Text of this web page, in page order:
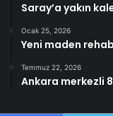
Saray’a yakın
Ocak 25, 2026
Yeni maden
Temmuz 22, 2026
Ankara merkezli